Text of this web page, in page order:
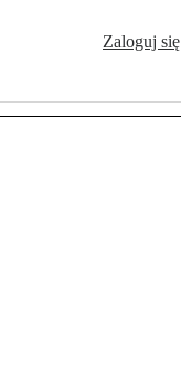
Zaloguj się